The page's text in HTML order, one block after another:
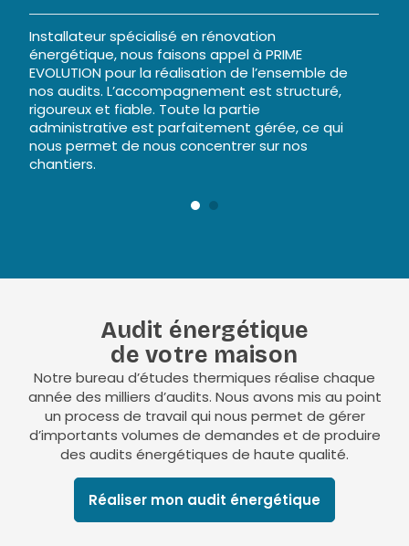
Installateur spécialisé en rénovation
énergétique, nous faisons appel à PRIME
EVOLUTION pour la réalisation de l’ensemble de
nos audits. L’accompagnement est structuré,
rigoureux et fiable. Toute la partie
administrative est parfaitement gérée, ce qui
nous permet de nous concentrer sur nos
chantiers.
Audit énergétique
de votre maison
Notre bureau d’études thermiques réalise chaque
année des milliers d’audits. Nous avons mis au point
un process de travail qui nous permet de gérer
d’importants volumes de demandes et de produire
des audits énergétiques de haute qualité.
Réaliser mon audit énergétique